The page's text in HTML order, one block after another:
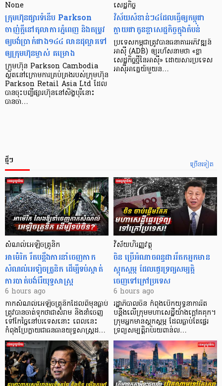
None
ក្រុមហ៊ុនផ្សារទំនើប Parkson
ចាញ់ក្ដីនៅតុលាការភ្នំពេញ និងតម្រូវ
ឲ្យបង់ប្រាក់ជាង១៤៤ លានដុល្លារទៅ
ឲ្យក្រុមហ៊ុនម្ចាស់ គម្រោង
ក្រុមហ៊ុន Parkson Cambodia
ស្ថិតនៅក្រោមការគ្រប់គ្រងរបស់ក្រុមហ៊ុន
Parkson Retail Asia Ltd ដែល
បានចុះបញ្ចីផ្សារហ៊ុននៅសិង្ហបុរីនោះ
បានចា…
សេដ្ឋកិច្ច​
វិស័យ​សំខាន់ៗ​៤​ដែល​ធ្វើ​ឲ្យ​កម្ពុជា​
ក្លាយ​ជា​កូន​ខ្លា​សេដ្ឋកិច្ច​ក្នុង​តំបន់
ប្រទេស​កម្ពុជា​ត្រូវ​បាន​ធនាគារ​អភិវឌ្ឍន៍​
អាស៊ី (ADB) ឲ្យ​រហ័ស​នាមថា «ខ្លា​
សេដ្ឋកិច្ច​ថ្មី​នៃ​អាស៊ី» ដោយសារ​ប្រទេស​
អាស៊ី​អាគ្នេយ៍​មួយ​ន…
ច្រើនទៀត
ថ្មីៗ
សំណល់អេឡិចត្រូនិក
អាម៉េរិក រឹតបន្តឹងការនាំចេញកាក
សំណល់អេឡិចត្រូនិក ដើម្បីទប់ស្កាត់
ការបាត់បង់រ៉ែយុទ្ធសាស្ត្រ
6 hours ago
កាក​សំណល់​អេឡិច​ត្រូនិកដែល​ពីមុនធ្លាប់​
ត្រូវបានចាត់ទុកថាជាសំរាម និងនាំចេញ
ទៅកែច្នៃនៅបរទេស​នោះ ពេលនេះ
កំពុងប្រែក្លាយជាធនធានយុទ្ធសាស្ត្រដ…
វិស័យហិរញ្ញវត្ថុ
ចិន ប្រើ​អំណាចពន្ធដាររឹតកអ្នកមាន
ស្ដុកស្ដម្ភ ដែលផ្ទេរទ្រព្យសម្បត្តិ
ចេញទៅក្រៅប្រទេស
6 hours ago
រដ្ឋាភិបាលចិន កំពុងបើកយុទ្ធនាការរឹត
បន្តឹងលើក្រុមមហាសេដ្ឋី​យ៉ាង​ក្ដៅគគុក។
​ក្រុមអ្នកមានស្ដុកស្ដម្ភ ដែល​ធ្លាប់​តែផ្ទេរ
ទ្រព្យសម្បត្តិរាប់រយពាន់ល…